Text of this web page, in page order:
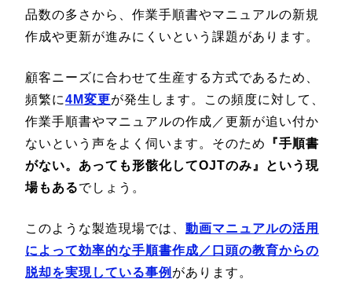
品数の多さから、作業手順書やマニュアルの新規
作成や更新が進みにくいという課題があります。
顧客ニーズに合わせて生産する方式であるため、
頻繁に4M変更が発生します。この頻度に対して、
作業手順書やマニュアルの作成／更新が追い付か
ないという声をよく伺います。そのため
『手順書
がない。あっても形骸化してOJTのみ』という現
場もあるでしょう。
このような製造現場では、 動画マニュアルの活用
によって効率的な手順書作成／口頭の教育からの
脱却を実現している事例 があります。